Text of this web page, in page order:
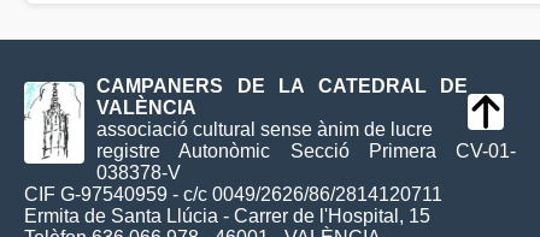
CAMPANERS DE LA CATEDRAL DE
VALÈNCIA
associació cultural sense ànim de lucre
registre Autonòmic Secció Primera CV-01-
038378-V
CIF G-97540959 - c/c 0049/2626/86/2814120711
Ermita de Santa Llúcia - Carrer de l'Hospital, 15